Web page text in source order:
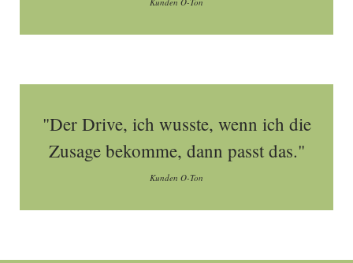
"Der Drive, ich wusste, wenn ich die
Zusage bekomme, dann passt das."
Kunden O-Ton